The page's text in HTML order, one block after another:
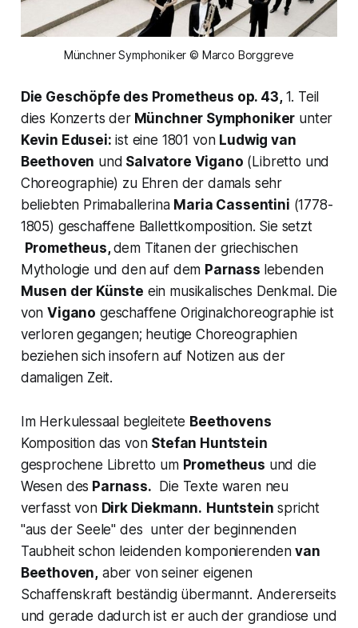
Münchner Symphoniker © Marco Borggreve
Die Geschöpfe des Prometheus op. 43,1. Teil
dies Konzerts derMünchner Symphoniker unter
Kevin Edusei: ist eine 1801 von Ludwig van
Beethoven und Salvatore Vigano (Libretto und
Choreographie) zu Ehren der damals sehr
beliebten Primaballerina Maria Cassentini (1778-
1805) geschaffene Ballettkomposition. Sie setzt
Prometheus,dem Titanen der griechischen
Mythologie und den auf dem Parnass lebenden
Musen der Künste ein musikalisches Denkmal. Die
vonVigano geschaffene Originalchoreographie ist
verloren gegangen; heutige Choreographien
beziehen sich insofern auf Notizen aus der
damaligen Zeit.
Im Herkulessaal begleitete Beethovens
Komposition das von Stefan Huntstein
gesprochene Libretto um Prometheus und die
Wesen des Parnass. Die Texte waren neu
verfasst von Dirk Diekmann. Huntstein spricht
"aus der Seele" des unter der beginnenden
Taubheit schon leidenden komponierenden van
Beethoven, aber von seiner eigenen
Schaffenskraft beständig übermannt. Andererseits
und gerade dadurch ist er auch der grandiose und